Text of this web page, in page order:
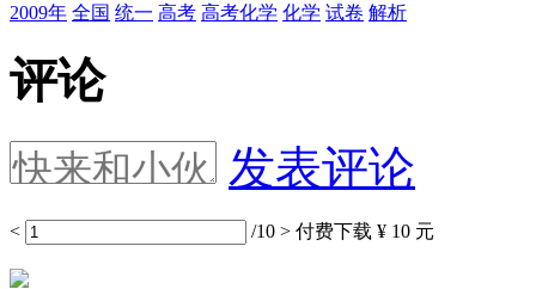
2009年 全国 统一 高考 高考化学 化学 试卷 解析
评论
发表评论
< /10 > 付费下载 ¥ 10 元